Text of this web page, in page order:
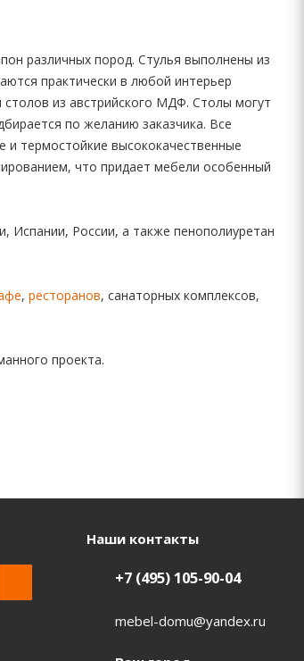
различных пород. Стулья выполнены из
практически в любой интерьер
из австрийского МДФ. Столы могут
по желанию заказчика. Все
и термостойкие высококачественные
что придает мебели особенный
Испании, России, а также пенополиуретан
, ресторанов, санаторных комплексов,
проекта.
Наши контакты
+7 (495) 105-90-04
mebel-domu@yandex.ru